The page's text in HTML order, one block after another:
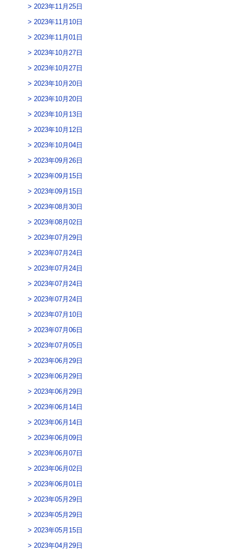
2023年11月25日
2023年11月10日
2023年11月01日
2023年10月27日
2023年10月27日
2023年10月20日
2023年10月20日
2023年10月13日
2023年10月12日
2023年10月04日
2023年09月26日
2023年09月15日
2023年09月15日
2023年08月30日
2023年08月02日
2023年07月29日
2023年07月24日
2023年07月24日
2023年07月24日
2023年07月24日
2023年07月10日
2023年07月06日
2023年07月05日
2023年06月29日
2023年06月29日
2023年06月29日
2023年06月14日
2023年06月14日
2023年06月09日
2023年06月07日
2023年06月02日
2023年06月01日
2023年05月29日
2023年05月29日
2023年05月15日
2023年04月29日